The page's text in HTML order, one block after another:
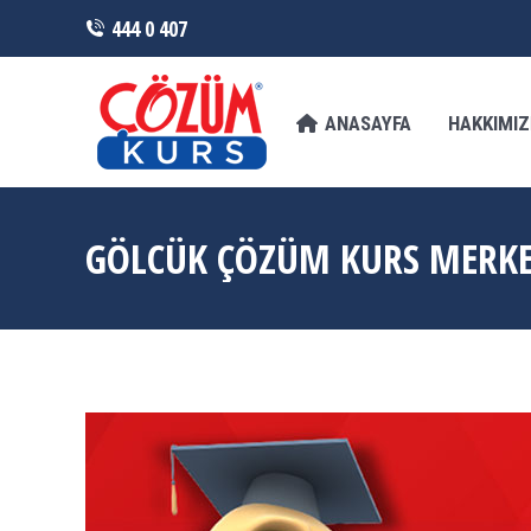
444 0 407
ANASAYFA
GÖLCÜK ÇÖZÜM KURS
ANASAYFA